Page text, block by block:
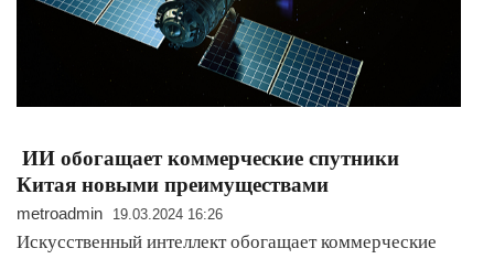
ИИ обогащает коммерческие спутники
Китая новыми преимуществами
metroadmin 19.03.2024 16:26
Искусственный интеллект обогащает коммерческие